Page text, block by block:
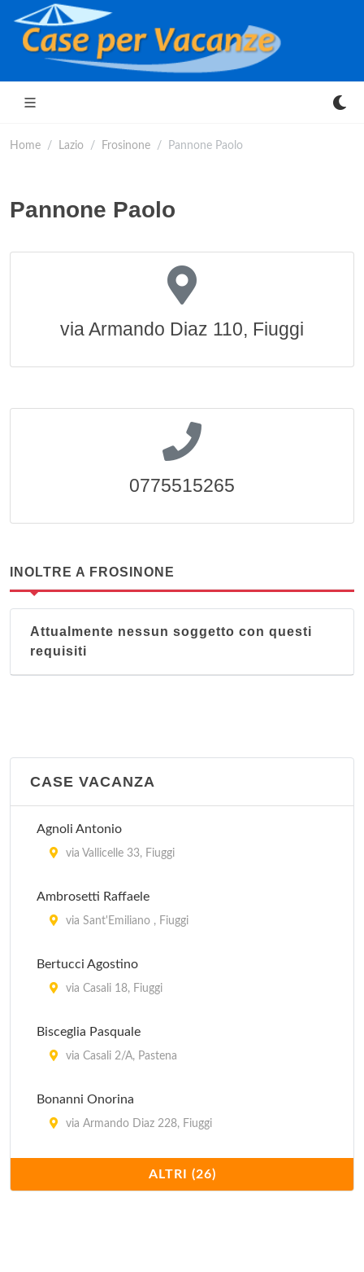
Home Lazio Frosinone Pannone Paolo
Pannone Paolo
via Armando Diaz 110, Fiuggi
0775515265
INOLTRE A FROSINONE
Attualmente nessun soggetto con questi
requisiti
CASE VACANZA
Agnoli Antonio
via Vallicelle 33, Fiuggi
Ambrosetti Raffaele
via Sant'Emiliano , Fiuggi
Bertucci Agostino
via Casali 18, Fiuggi
Bisceglia Pasquale
via Casali 2/A, Pastena
Bonanni Onorina
via Armando Diaz 228, Fiuggi
via Prenestina snc, Acuto
ALTRI (26)